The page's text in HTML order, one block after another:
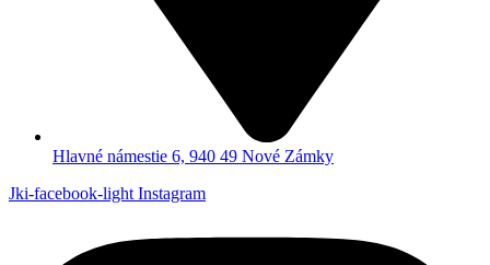
Hlavné námestie 6, 940 49 Nové Zámky
Jki-facebook-light Instagram